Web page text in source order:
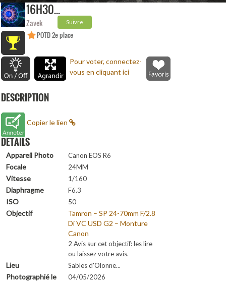
16H30...
Zavek Suivre
POTD 2e place
Pour voter, connectez-
vous en cliquant ici
DESCRIPTION
Copier le lien
DETAILS
Appareil Photo Canon EOS R6
Focale 24MM
Vitesse 1/160
Diaphragme F6.3
ISO 50
Objectif
Tamron – SP 24-70mm F/2.8
Di VC USD G2 – Monture
Canon
2 Avis sur cet objectif: les lire
ou laissez votre avis.
Lieu Sables d'Olonne...
Photographié le 04/05/2026